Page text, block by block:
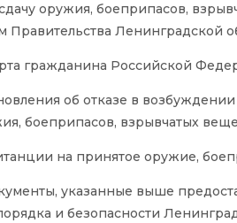
оружия, боеприпасов,
Правительства Ленинградской
гражданина Российской
об отказе в
боеприпасов, взрывчатых
на принятое оружие,
указанные выше
и безопасности